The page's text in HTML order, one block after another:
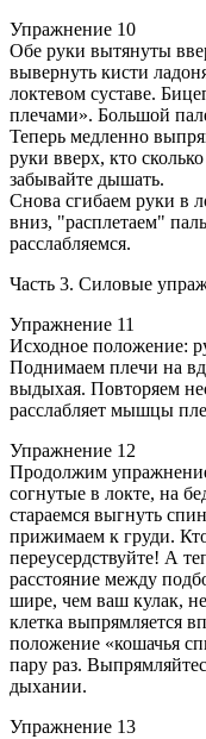
Упражнение 10
Обе руки вытянуты
вывернуть кисти
локтевом суставе.
плечами». Большой
Теперь медленно
руки вверх, кто
забывайте дышать.
Снова сгибаем руки в
вниз, "расплетаем"
расслабляемся.
Часть 3. Силовые
Упражнение 11
Исходное положение:
Поднимаем плечи на
выдыхая. Повторяем
расслабляет мышцы
Упражнение 12
Продолжим
согнутые в локте, на
стараемся выгнуть
прижимаем к груди.
переусердствуйте! А
расстояние между
шире, чем ваш кулак,
клетка выпрямляется
положение «кошачья
пару раз.
дыхании.
Упражнение 13